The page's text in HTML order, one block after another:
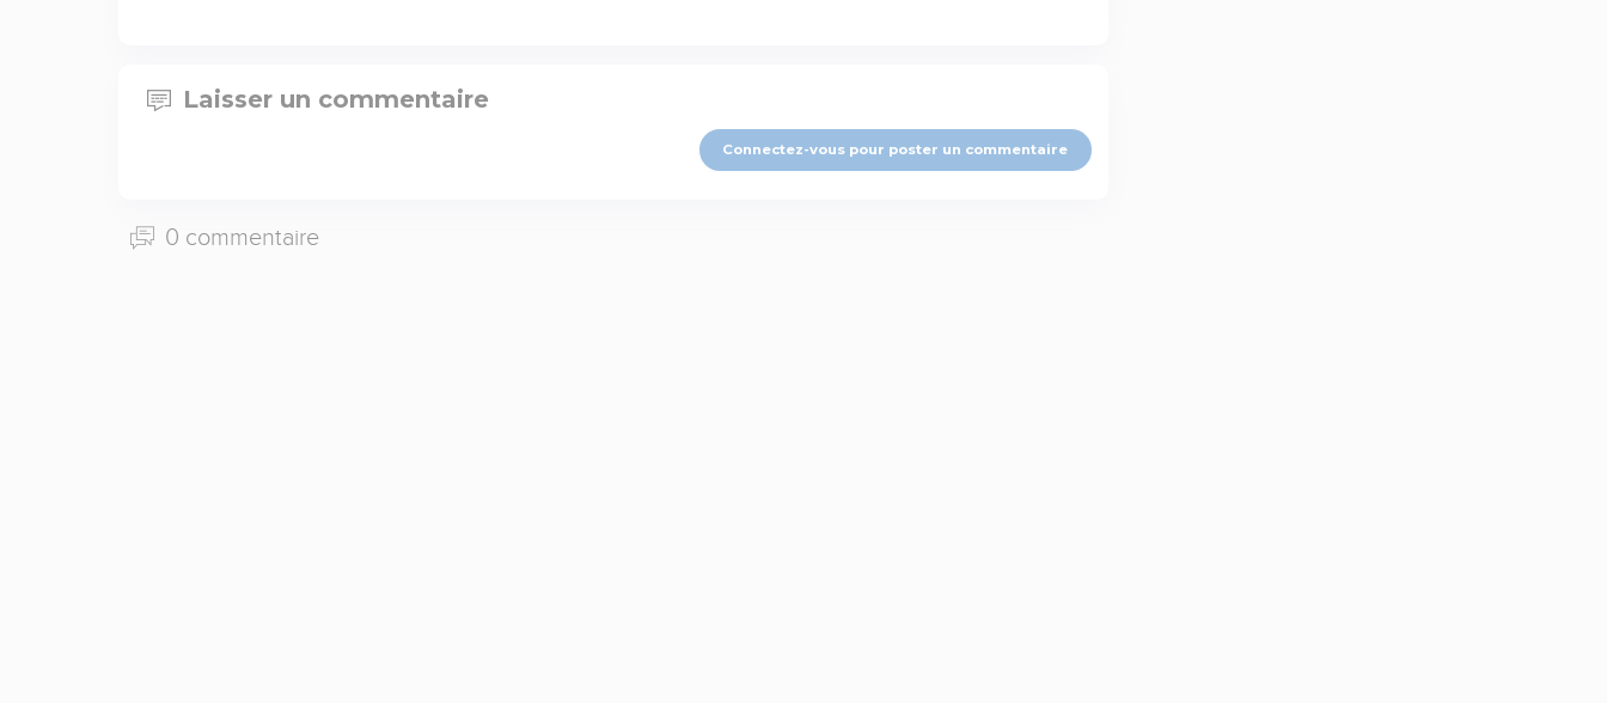
Laisser un commentaire
Connectez-vous pour poster un commentaire
0 commentaire